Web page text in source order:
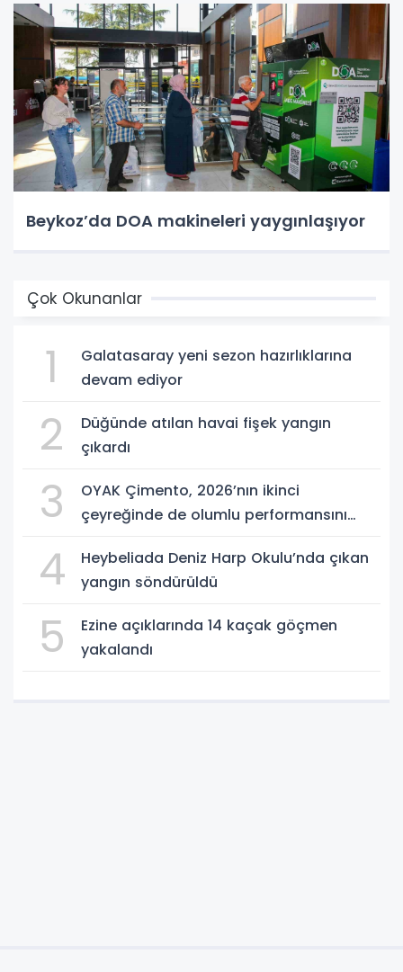
Beykoz’da DOA makineleri yaygınlaşıyor
Çok Okunanlar
1
Galatasaray yeni sezon hazırlıklarına
devam ediyor
2
Düğünde atılan havai fişek yangın
çıkardı
3
OYAK Çimento, 2026’nın ikinci
çeyreğinde de olumlu performansını
4
Heybeliada Deniz Harp Okulu’nda çıkan
yangın söndürüldü
5
Ezine açıklarında 14 kaçak göçmen
yakalandı